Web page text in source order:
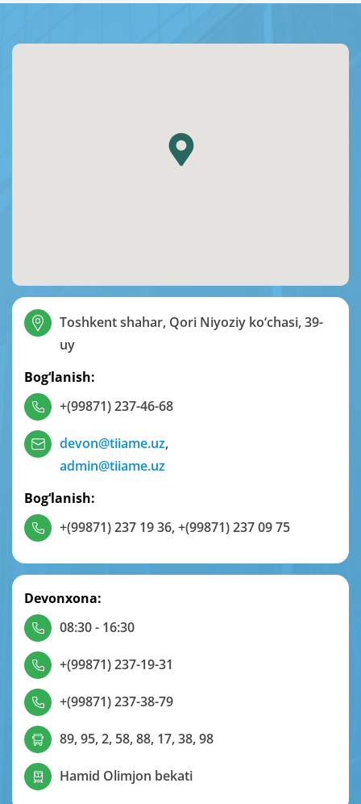
Toshkent shahar, Qori Niyoziy ko‘chasi, 39-
uy
Bog‘lanish:
+(99871) 237-46-68
devon@tiiame.uz,
admin@tiiame.uz
Bog‘lanish:
+(99871) 237 19 36,+(99871) 237 09 75
Devonxona:
08:30 - 16:30
+(99871) 237-19-31
+(99871) 237-38-79
89, 95, 2, 58, 88, 17, 38, 98
Hamid Olimjon bekati